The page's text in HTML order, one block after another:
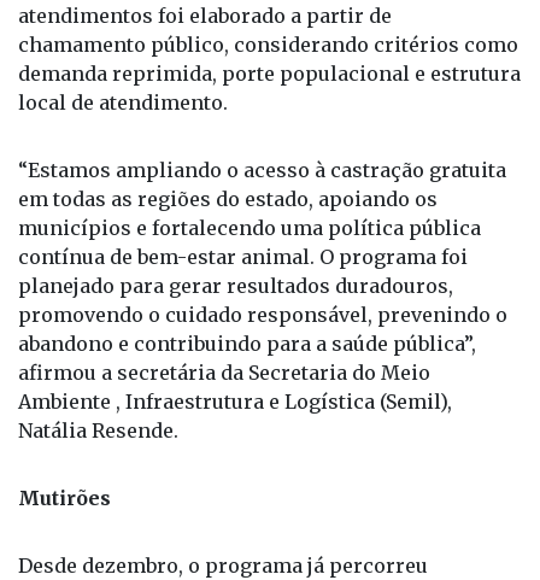
atendimentos foi elaborado a partir de
chamamento público, considerando critérios como
demanda reprimida, porte populacional e estrutura
local de atendimento.
“Estamos ampliando o acesso à castração gratuita
em todas as regiões do estado, apoiando os
municípios e fortalecendo uma política pública
contínua de bem-estar animal. O programa foi
planejado para gerar resultados duradouros,
promovendo o cuidado responsável, prevenindo o
abandono e contribuindo para a saúde pública”,
afirmou a secretária da Secretaria do Meio
Ambiente , Infraestrutura e Logística (Semil),
Natália Resende.
Mutirões
Desde dezembro, o programa já percorreu